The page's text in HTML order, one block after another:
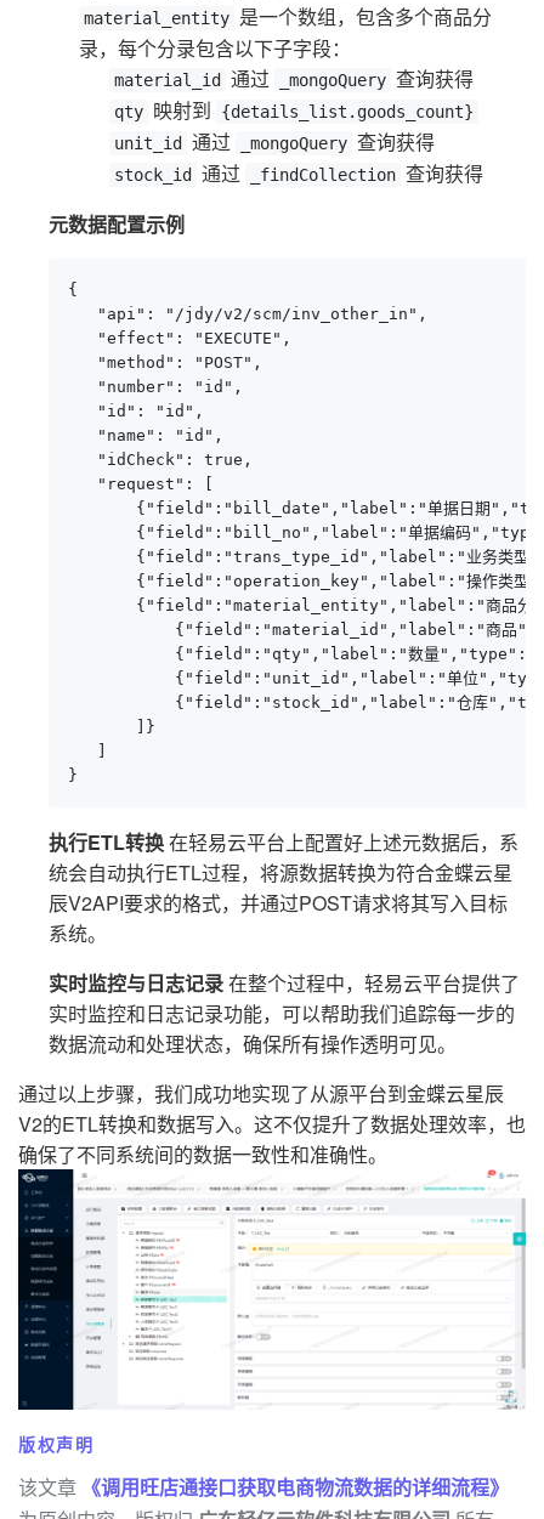
material_entity 是一个数组，包含多个商品分
录，每个分录包含以下子字段：
material_id 通过 _mongoQuery 查询获得
qty 映射到
{details_list.goods_count}
unit_id
通过 _mongoQuery 查询获得
stock_id 通过 _findCollection 查询获得
元数据配置示例
{
   "api": "/jdy/v2/scm/inv_other_in",
   "effect": "EXECUTE",
   "method": "POST",
   "number": "id",
   "id": "id",
   "name": "id",
   "idCheck": true,
   "request": [
{"field":"bill_date","label":"单据日期
{"field":"bill_no","label":"单据编码
{"field":"trans_type_id","label":"业务类
{"field":"operation_key","label":"操作类
{"field":"material_entity","label":"商品
{"field":"material_id","label":"商品
{"field":"qty","label":"数量
{"field":"unit_id","label":"单位
{"field":"stock_id","label":"仓库
       ]}
   ]
}
执行ETL转换在轻易云平台上配置好上述元数据后，系
统会自动执行ETL过程，将源数据转换为符合金蝶云星
辰V2API要求的格式，并通过POST请求将其写入目标
系统。
实时监控与日志记录在整个过程中，轻易云平台提供了
实时监控和日志记录功能，可以帮助我们追踪每一步的
数据流动和处理状态，确保所有操作透明可见。
通过以上步骤，我们成功地实现了从源平台到金蝶云星辰
V2的ETL转换和数据写入。这不仅提升了数据处理效率，也
确保了不同系统间的数据一致性和准确性。
版权声明
该文章 《调用旺店通接口获取电商物流数据的详细流程》